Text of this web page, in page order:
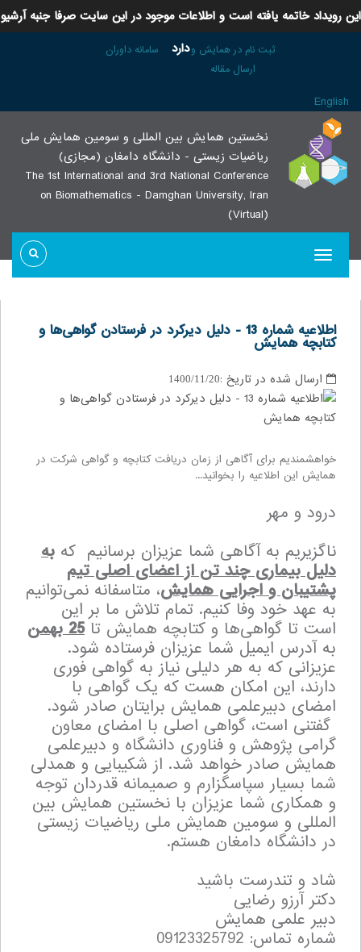
این رویداد خاتمه یافته است و اطلاعات موجود در این سایت صرفا جنبه آرشیو
داردثبت نام در همایش و
ارسال مقاله
سامانه داوران
English
نخستین همایش بین المللی و سومین همایش ملی
ریاضیات زیستی - دانشگاه دامغان (مجازی)
The 1st International and 3rd National Conference
on Biomathematics - Damghan University, Iran
(Virtual)
اطلاعیه شماره 13 - دلیل دیرکرد در فرستادن گواهی‌ها و
کتابچه همایش
ارسال شده در تاریخ :1400/11/20
خواهشمندیم برای آگاهی از زمان دریافت کتابچه و گواهی شرکت در
همایش این اطلاعیه را بخوانید...
درود و مهر
ناگزیریم به آگاهی شما عزیزان برسانیم که به
دلیل بیماری چند تن از اعضای اصلی تیم
پشتیبان و اجرایی همایش، متاسفانه نمی‌توانیم
به عهد خود وفا کنیم. تمام تلاش ما بر این
است تا گواهی‌ها و کتابچه همایش تا25 بهمن
به آدرس ایمیل شما عزیزان فرستاده ‌شود.
عزیزانی که به هر دلیلی نیاز به گواهی فوری
دارند، این امکان هست که یک گواهی با
امضای دبیرعلمی همایش برایتان صادر شود.
گفتنی است، گواهی اصلی با امضای معاون
گرامی پژوهش و فناوری دانشگاه و دبیرعلمی
همایش صادر خواهد شد. از شکیبایی و همدلی
شما بسیار سپاسگزارم و صمیمانه قدردان توجه
و همکاری شما عزیزان با نخستین همایش بین
المللی و سومین همایش ملی ریاضیات زیستی
در دانشگاه دامغان هستم.
شاد و تندرست باشید
دکتر آرزو رضایی
دبیر علمی همایش
شماره تماس: 09123325792